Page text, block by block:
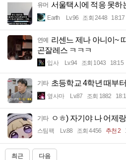
유머 서울택시에 적응 못하
Earth Lv.96 조회 2448 18:17
연예
리센느 제나 아니이~
곤잘레스 ㅋㅋㅋ
입사 Lv.94 조회 1043 18:15
기타 초등학교 4학년 때부
옆사마 Lv.87 조회 1882
기타 ㅇㅎ) 자기야 나 어제
스팀팩 Lv.88 조회 4456 추천 2
최근 다음